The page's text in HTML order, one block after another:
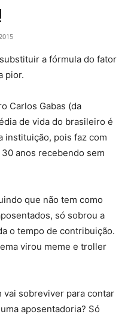
a fórmula do fator
pior.
Carlos Gabas (da
de vida do brasileiro é
instituição, pois faz com
anos recebendo sem
que não tem como
só sobrou a
o tempo de contribuição.
virou meme e troller
vai sobreviver para contar
aposentadoria? Só